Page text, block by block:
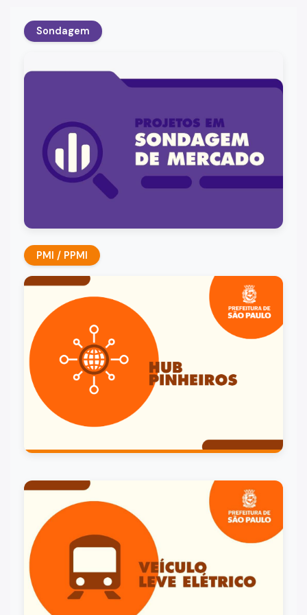
Parcerias Firmadas
Desestatização
Plano Municipal de Desestatização
Legislação de Desestatização
CMDP – Deliberações
Proteção à Privacidade
Sondagem
PMI / PPMI